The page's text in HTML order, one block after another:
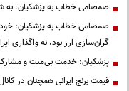
صمصامی خطاب به پزشکیان: به
صمصامی خطاب به پزشکیان:
گران‌سازی ارز بود، نه واگذاری
پزشکیان: خدمت بی‌منت و
قیمت‌ برنج ایرانی همچنان در کانال ۴۵۰ تا ۵۵۰ هزار